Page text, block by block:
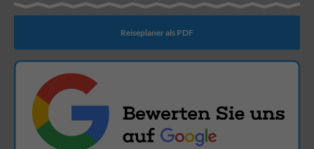
Reiseplaner als PDF